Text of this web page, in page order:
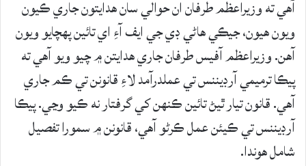
آهي ته وزيراعظم طرفان ان حوالي سان هدايتون جاري ڪيون
ويون هيون، جيڪي هاڻي ڊي جي ايف آءِ اي تائين پهچايو ويون
آهن. وزيراعظم آفيس طرفان جاري هدايتن ۾ چيو ويو آهي ته
پيڪا ترميمي آرڊيننس تي عملدرآمد لاءِ قانونن تي ڪم جاري
آهي. قانون تيار ٿيڻ تائين ڪنهن کي گرفتار نه ڪيو وڃي. پيڪا
آرڊيننس تي ڪيئن عمل ڪرڻو آهي، قانونن ۾ سمورا تفصيل
شامل هوندا.